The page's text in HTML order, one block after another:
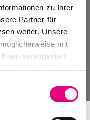
zu Ihrer
Partner für
weiter. Unsere
mit
bereitgestellt
venues